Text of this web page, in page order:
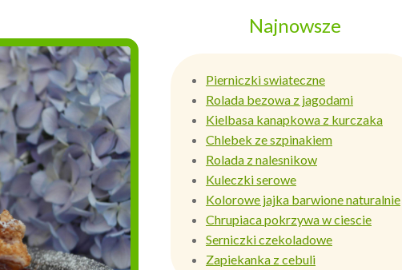
Najnowsze
Pierniczki swiateczne
Rolada bezowa z jagodami
Kielbasa kanapkowa z kurczaka
Chlebek ze szpinakiem
Rolada z nalesnikow
Kuleczki serowe
Kolorowe jajka barwione naturalnie
Chrupiaca pokrzywa w ciescie
Serniczki czekoladowe
Zapiekanka z cebuli